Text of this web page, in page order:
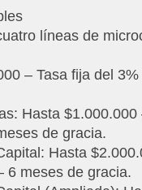
líneas de
– Tasa fija del
Hasta $1.000.000
de gracia.
Hasta
6 meses de gracia.